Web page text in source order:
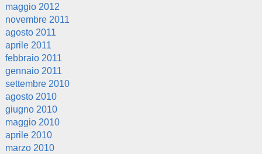
maggio 2012
novembre 2011
agosto 2011
aprile 2011
febbraio 2011
gennaio 2011
settembre 2010
agosto 2010
giugno 2010
maggio 2010
aprile 2010
marzo 2010